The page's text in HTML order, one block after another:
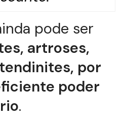
pode ser
artroses,
por
poder
.